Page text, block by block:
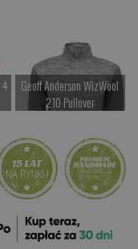
Geoff Anderson WizWool
210 Pullover
Kup teraz >